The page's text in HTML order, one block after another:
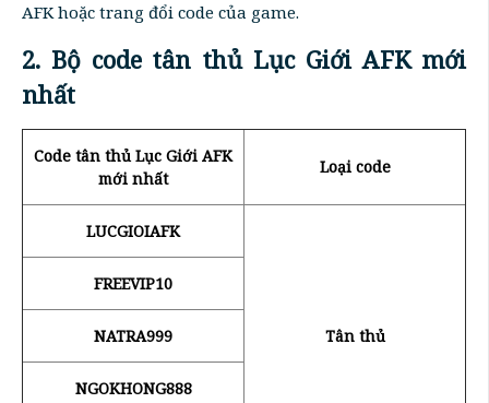
AFK hoặc trang đổi code của game.
2. Bộ code tân thủ Lục Giới AFK mới
nhất
Code tân thủ Lục Giới AFK
mới nhất
Loại code
LUCGIOIAFK
Tân thủ
FREEVIP10
NATRA999
NGOKHONG888